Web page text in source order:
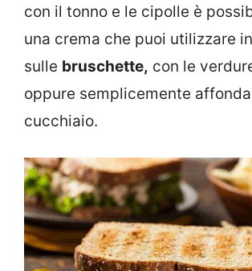
con il tonno e le cipolle è
una crema che puoi utilizzare
sulle bruschette, con le
oppure semplicemente
cucchiaio.